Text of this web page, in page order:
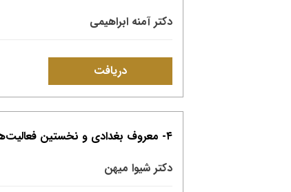
دکتر آمنه ابراهیمی
دریافت
۴- معروف بغدادی و نخستین فعالیت‌های کارگاه بایسنغر میرزا
دکتر شیوا میهن